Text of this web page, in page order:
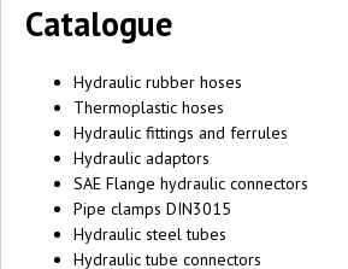
Catalogue
Hydraulic rubber hoses
Thermoplastic hoses
Hydraulic fittings and ferrules
Hydraulic adaptors
SAE Flange hydraulic connectors
Pipe clamps DIN3015
Hydraulic steel tubes
Hydraulic tube connectors